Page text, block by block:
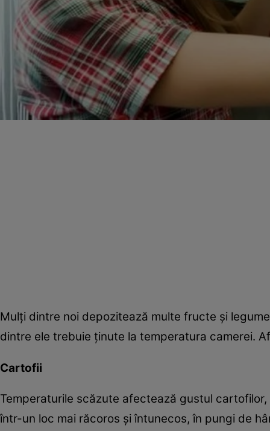
Mulţi dintre noi depozitează multe fructe şi
dintre ele trebuie ţinute la temperatura camerei.
Cartofii
Temperaturile scăzute afectează gustul
într-un loc mai răcoros şi întunecos, în pungi de